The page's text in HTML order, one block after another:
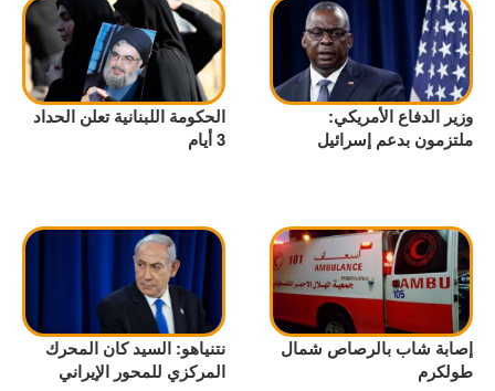
وزير الدفاع الأمريكي:
ملتزمون بدعم إسرائيل
الحكومة اللبنانية تعلن الحداد
3 أيام
إصابة شاب بالرصاص شمال
طولكرم
نتنياهو: السيد كان المحرك
المركزي للمحور الإيراني